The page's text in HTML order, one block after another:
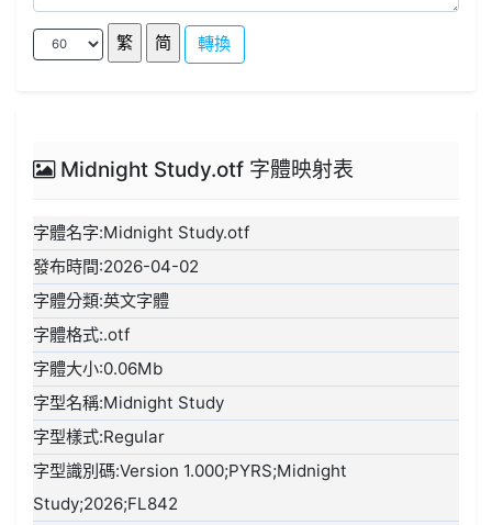
轉換
Midnight Study.otf 字體映射表
字體名字:Midnight Study.otf
發布時間:2026-04-02
字體分類:英文字體
字體格式:.otf
字體大小:0.06Mb
字型名稱:Midnight Study
字型樣式:Regular
字型識別碼:Version 1.000;PYRS;Midnight
Study;2026;FL842